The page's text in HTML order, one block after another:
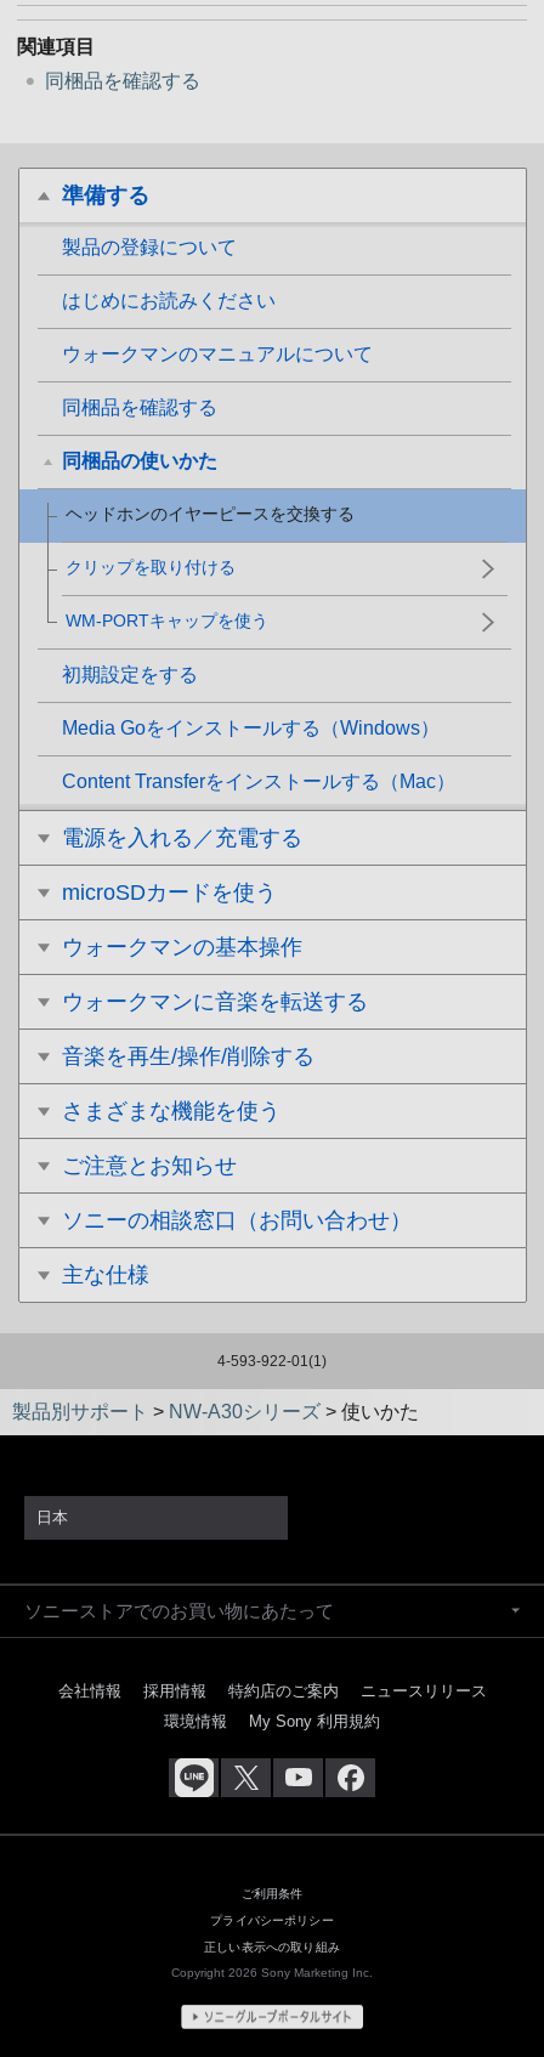
準備する
製品の登録について
はじめにお読みください
ウォークマンのマニュアルについて
同梱品を確認する
同梱品の使いかた
ヘッドホンのイヤーピースを交換する
クリップを取り付ける
WM-PORTキャップを使う
初期設定をする
Media Goをインストールする（Windows）
Content Transferをインストールする（Mac）
電源を入れる／充電する
microSDカードを使う
ウォークマンの基本操作
ウォークマンに音楽を転送する
音楽を再生/操作/削除する
さまざまな機能を使う
ご注意とお知らせ
ソニーの相談窓口（お問い合わせ）
主な仕様
4-593-922-01(1)
関連項目
同梱品を確認する
製品別サポート > NW-A30シリーズ > 使いかた
日本
ソニーストアでのお買い物にあたって
会社情報 採用情報 特約店のご案内
ニュースリリース
環境情報
My Sony 利用規約
ご利用条件
プライバシーポリシー
正しい表示への取り組み
Copyright 2026 Sony Marketing Inc.